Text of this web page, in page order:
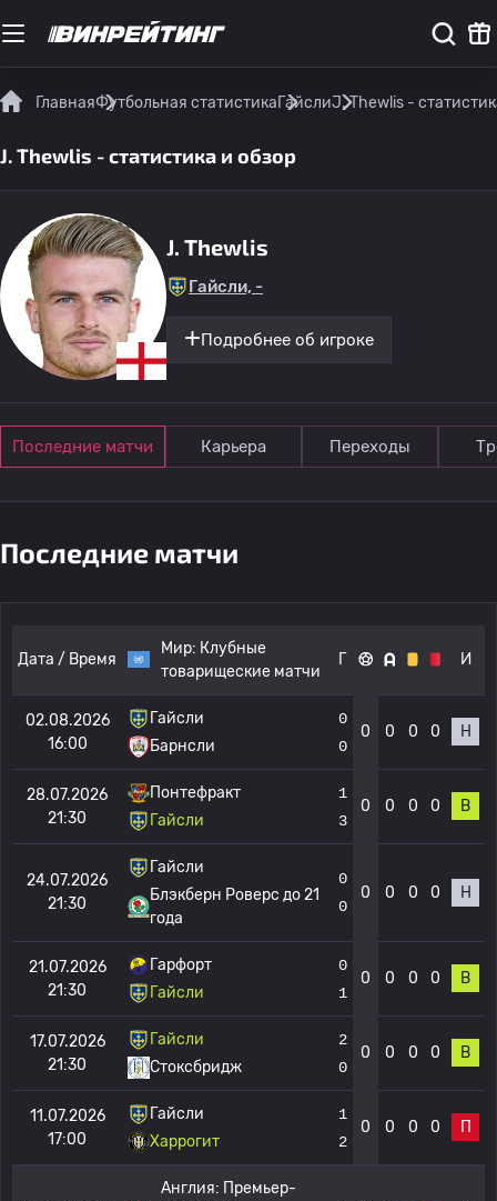
ГлавнаяФутбольная статистикаГайслиJ. Thewlis -
J. Thewlis - статистика и обзор
J. Thewlis
Гайсли, -
Подробнее об игроке
Последние матчи Карьера Переходы
Последние матчи
Дата / Время
Мир: Клубные
товарищеские матчи
Г И
02.08.2026
16:00
Гайсли
Барнсли
0
0
0 0 0 0 Н
28.07.2026
21:30
Понтефракт
Гайсли
1
3
0 0 0 0 В
24.07.2026
21:30
Гайсли
Блэкберн Роверс до 21
года
0
0
0 0 0 0 Н
21.07.2026
21:30
Гарфорт
Гайсли
0
1
0 0 0 0 В
17.07.2026
21:30
Гайсли
Стоксбридж
2
0
0 0 0 0 В
11.07.2026
17:00
Гайсли
Харрогит
1
2
0 0 0 0 П
Англия: Премьер-